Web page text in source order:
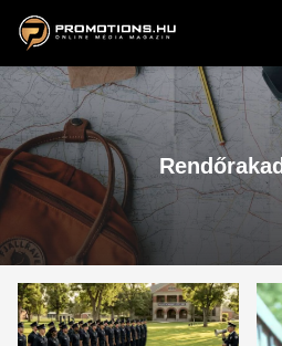
ZENE, FILM & KULT